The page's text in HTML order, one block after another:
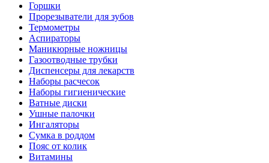
Горшки
Прорезыватели для зубов
Термометры
Аспираторы
Маникюрные ножницы
Газоотводные трубки
Диспенсеры для лекарств
Наборы расчесок
Наборы гигиенические
Ватные диски
Ушные палочки
Ингаляторы
Сумка в роддом
Пояс от колик
Витамины